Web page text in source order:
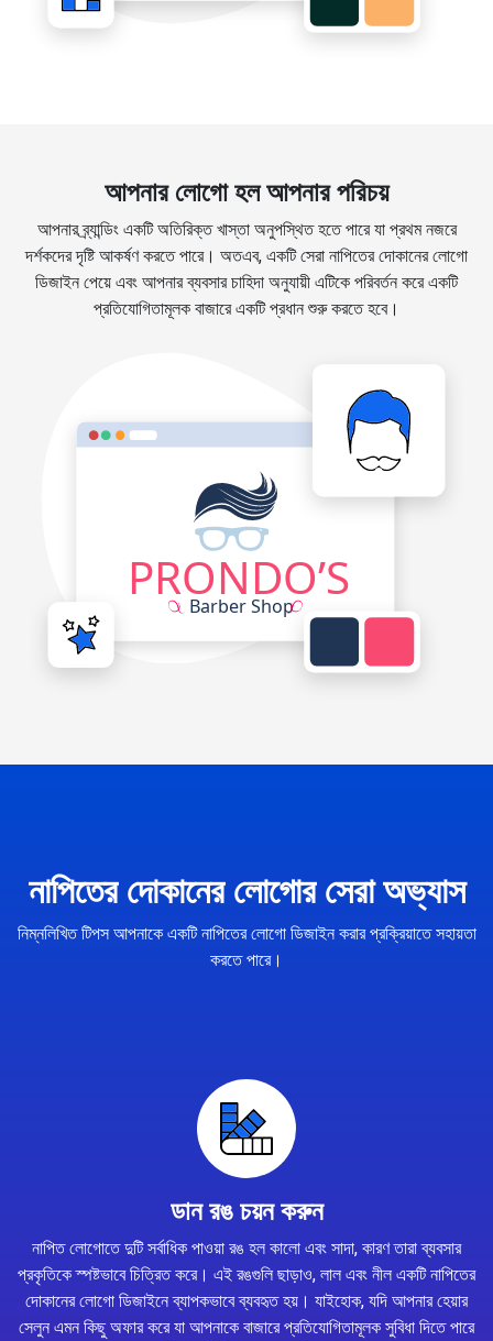
আপনার লোগো হল আপনার পরিচয়
আপনার ব্র্যান্ডিং একটি অতিরিক্ত খাস্তা অনুপস্থিত হতে পারে যা প্রথম নজরে
দর্শকদের দৃষ্টি আকর্ষণ করতে পারে। অতএব, একটি সেরা নাপিতের দোকানের লোগো
ডিজাইন পেয়ে এবং আপনার ব্যবসার চাহিদা অনুযায়ী এটিকে পরিবর্তন করে একটি
প্রতিযোগিতামূলক বাজারে একটি প্রধান শুরু করতে হবে।
নাপিতের দোকানের লোগোর সেরা অভ্যাস
নিম্নলিখিত টিপস আপনাকে একটি নাপিতের লোগো ডিজাইন করার প্রক্রিয়াতে সহায়তা
করতে পারে।
ডান রঙ চয়ন করুন
নাপিত লোগোতে দুটি সর্বাধিক পাওয়া রঙ হল কালো এবং সাদা, কারণ তারা ব্যবসার
প্রকৃতিকে স্পষ্টভাবে চিত্রিত করে। এই রঙগুলি ছাড়াও, লাল এবং নীল একটি নাপিতের
দোকানের লোগো ডিজাইনে ব্যাপকভাবে ব্যবহৃত হয়। যাইহোক, যদি আপনার হেয়ার
সেলুন এমন কিছু অফার করে যা আপনাকে বাজারে প্রতিযোগিতামূলক সুবিধা দিতে পারে